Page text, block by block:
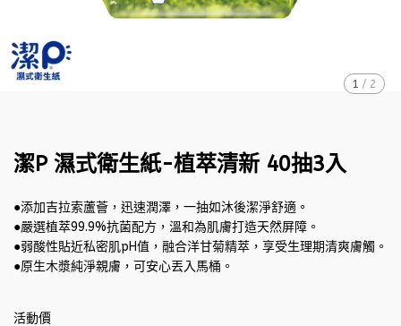
1 / 2
潔P 濕式衛生紙-植萃清新 40抽3入
●添加吉拉索蘆薈，迅速潤澤，一抽如沐後潔淨舒適。
●嚴選植萃99.9%抗菌配方，溫和為肌膚打造天然屏障。
●弱酸性貼近私密肌pH值，融合洋甘菊精萃，享受生理期清爽膚觸。
●原生木漿純淨親膚，可安心丟入馬桶。
活動價